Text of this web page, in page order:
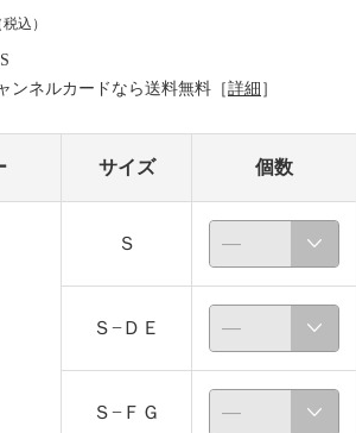
税込）
ンネルカードなら送料無料［詳細 ］
サイズ 個数
Ｓ
Ｓ−ＤＥ
Ｓ−ＦＧ